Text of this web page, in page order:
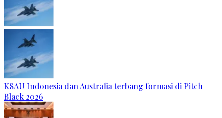
KSAU Indonesia dan Australia terbang formasi di Pitch
Black 2026